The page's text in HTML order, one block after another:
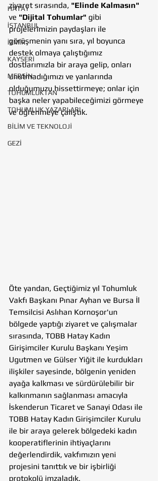
HATAY
İSTANBUL
İZMİR
KAYSERİ
MERSİN
TOHUMLUKTAN
TOHUMLUK YAZARLARI
BİLİM VE TEKNOLOJİ
GEZİ
ziyaret sırasında, "Elinde Kalmasın"
ve "Dijital Tohumlar" gibi
projelerimizin paydaşları ile
görüşmenin yanı sıra, yıl boyunca
destek olmaya çalıştığımız
dostlarımızla bir araya gelip, onları
unutmadığımızı ve yanlarında
olduğumuzu hissettirmeye; onlar için
başka neler yapabileceğimizi görmeye
ve öğrenmeye çalıştık.
Öte yandan, Geçtiğimiz yıl Tohumluk
Vakfı Başkanı Pınar Ayhan ve Bursa İl
Temsilcisi Aslıhan Kornoşor'un
bölgede yaptığı ziyaret ve çalışmalar
sırasında, TOBB Hatay Kadın
Girişimciler Kurulu Başkanı Yeşim
Ugutmen ve Gülser Yiğit ile kurdukları
ilişkiler sayesinde, bölgenin yeniden
ayağa kalkması ve sürdürülebilir bir
kalkınmanın sağlanması amacıyla
İskenderun Ticaret ve Sanayi Odası ile
TOBB Hatay Kadın Girişimciler Kurulu
ile bir araya gelerek bölgedeki kadın
kooperatiflerinin ihtiyaçlarını
değerlendirdik, vakfımızın yeni
projesini tanıttık ve bir işbirliği
protokolü imzaladık.